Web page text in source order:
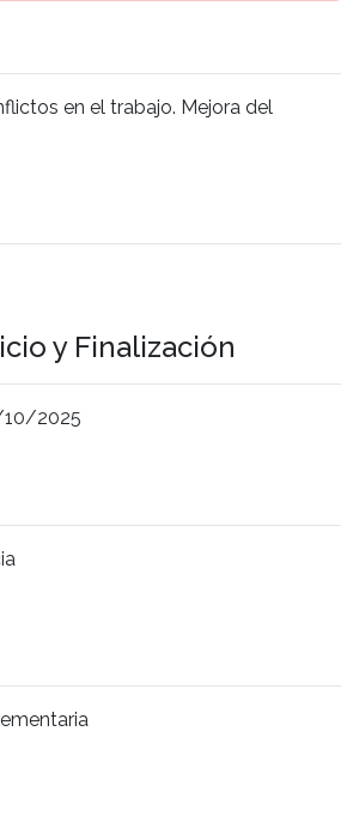
en el trabajo. Mejora del
y Finalización
2025